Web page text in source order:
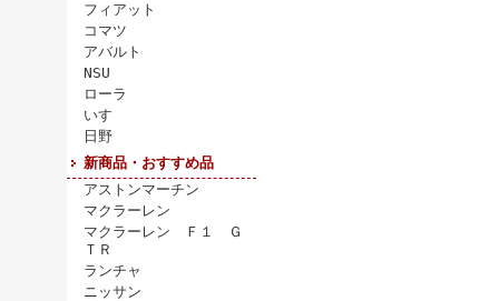
フィアット
コマツ
アバルト
NSU
ローラ
いすゞ
日野
新商品・おすすめ品
アストンマーチン
マクラーレン
マクラーレン Ｆ１ Ｇ
ＴＲ
ランチャ
ニッサン